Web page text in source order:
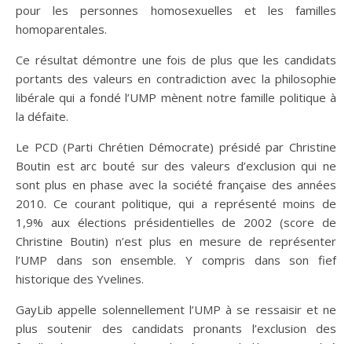
pour les personnes homosexuelles et les familles
homoparentales.
Ce résultat démontre une fois de plus que les candidats
portants des valeurs en contradiction avec la philosophie
libérale qui a fondé l’UMP mènent notre famille politique à
la défaite.
Le PCD (Parti Chrétien Démocrate) présidé par Christine
Boutin est arc bouté sur des valeurs d’exclusion qui ne
sont plus en phase avec la société française des années
2010. Ce courant politique, qui a représenté moins de
1,9% aux élections présidentielles de 2002 (score de
Christine Boutin) n’est plus en mesure de représenter
l’UMP dans son ensemble. Y compris dans son fief
historique des Yvelines.
GayLib appelle solennellement l’UMP à se ressaisir et ne
plus soutenir des candidats pronants l’exclusion des